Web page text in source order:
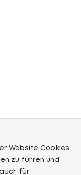
Website Cookies.
zu führen und
für